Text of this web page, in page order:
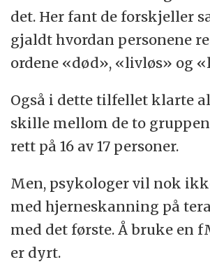
det. Her fant de forskjeller
gjaldt hvordan personene
ordene «død», «livløs» og
Også i dette tilfellet klarte
skille mellom de to
rett på 16 av 17 personer.
Men, psykologer vil nok
med hjerneskanning på
med det første. Å bruke en
er dyrt.